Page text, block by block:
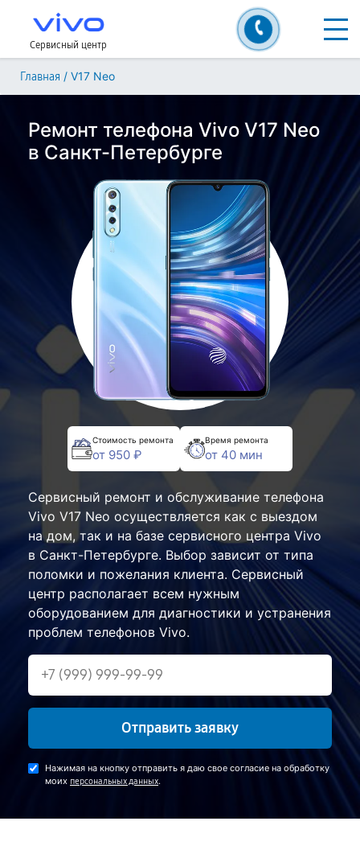
Сервисный центр
Главная / V17 Neo
Ремонт телефона Vivo V17 Neo
в Санкт-Петербурге
Стоимость ремонта
от 950 ₽
Время ремонта
от 40 мин
Сервисный ремонт и обслуживание телефона
Vivo V17 Neo осуществляется как с выездом
на дом, так и на базе сервисного центра Vivo
в Санкт-Петербурге. Выбор зависит от типа
поломки и пожелания клиента. Сервисный
центр располагает всем нужным
оборудованием для диагностики и устранения
проблем телефонов Vivo.
Отправить заявку
Нажимая на кнопку отправить я даю свое согласие на обработку
моих персональных данных.